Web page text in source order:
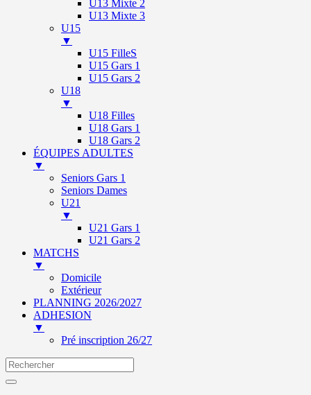
U13 Mixte 2
U13 Mixte 3
U15
▼
U15 FilleS
U15 Gars 1
U15 Gars 2
U18
▼
U18 Filles
U18 Gars 1
U18 Gars 2
ÉQUIPES ADULTES
▼
Seniors Gars 1
Seniors Dames
U21
▼
U21 Gars 1
U21 Gars 2
MATCHS
▼
Domicile
Extérieur
PLANNING 2026/2027
ADHESION
▼
Pré inscription 26/27